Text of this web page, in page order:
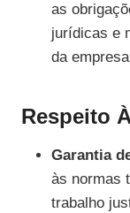
as
jurídicas e
da
Respeito
Garantia
às normas
trabalho